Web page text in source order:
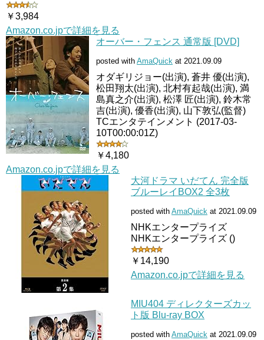
￥3,984
Amazon.co.jpで詳細を見る
オーバー・フェンス 通常版 [DVD]
posted with AmaQuick at 2021.09.09
オダギリジョー(出演), 蒼井 優(出演),
松田翔太(出演), 北村有起哉(出演), 満
島真之介(出演), 松澤 匠(出演), 鈴木常
吉(出演), 優香(出演), 山下敦弘(監督)
TCエンタテインメント (2017-03-
10T00:00:01Z)
￥4,180
Amazon.co.jpで詳細を見る
大河ドラマ いだてん 完全版
ブルーレイBOX2 全3枚
posted with AmaQuick at 2021.09.09
NHKエンタープライズ
NHKエンタープライズ ()
￥14,190
Amazon.co.jpで詳細を見る
MIU404 ディレクターズカッ
ト版 Blu-ray BOX
posted with AmaQuick at 2021.09.09